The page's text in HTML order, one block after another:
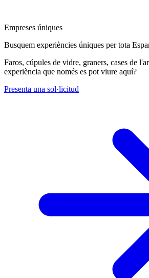
Empreses úniques
Busquem experiències úniques per tota
Faros, cúpules de vidre, graners, cases de
experiència que només es pot viure aquí?
Presenta una sol·licitud